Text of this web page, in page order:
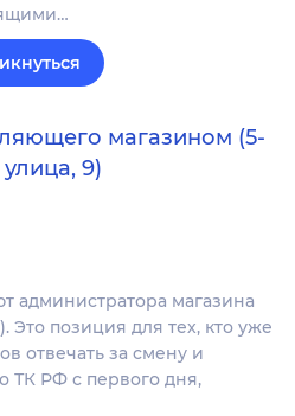
магазином (5-
9)
администратора магазина
Это позиция для тех, кто уже
отвечать за смену и
ТК РФ с первого дня,